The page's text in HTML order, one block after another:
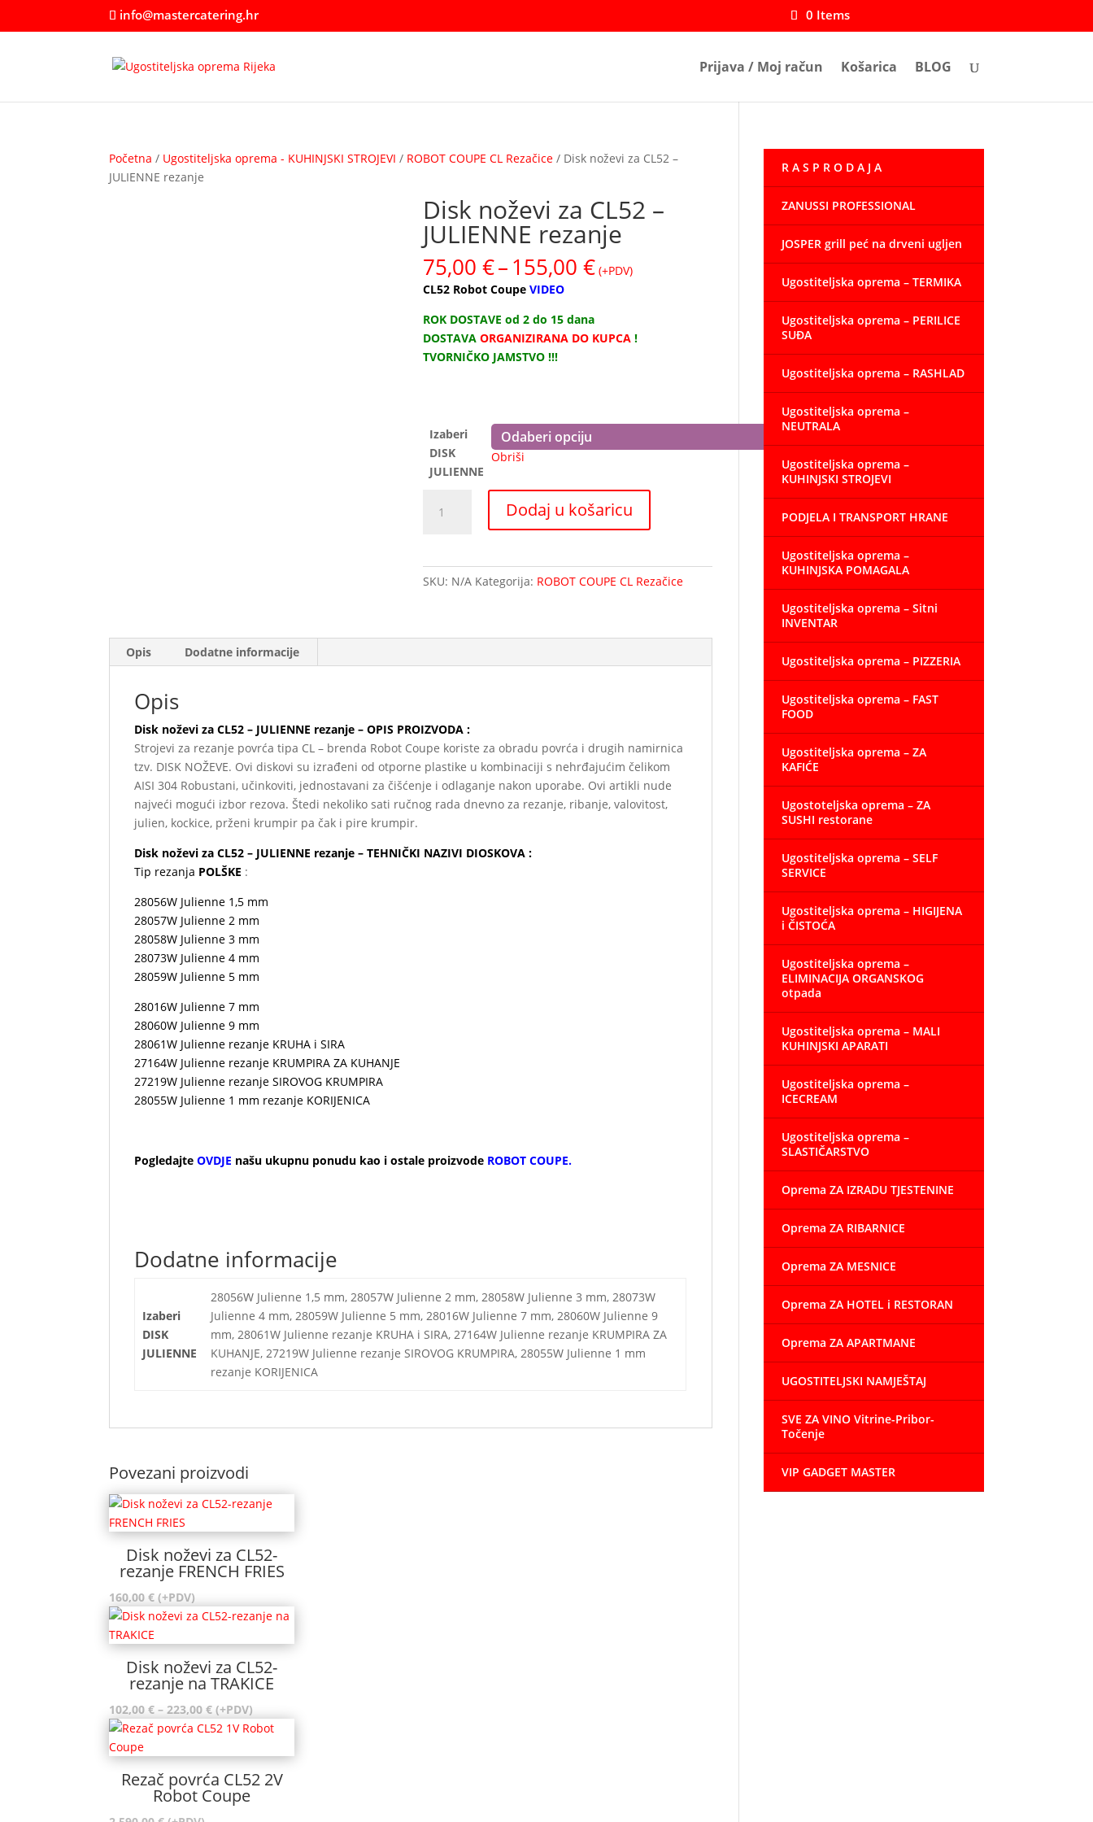
info@mastercatering.hr 0 Items
Prijava / Moj račun Košarica BLOG
Početna / Ugostiteljska oprema - KUHINJSKI STROJEVI / ROBOT COUPE CL Rezačice / Disk noževi za CL52 –
JULIENNE rezanje
Disk noževi za CL52 –
JULIENNE rezanje
75,00€–155,00€Raspon
cijena:
do
(+PDV)
CL52 Robot CoupeVIDEO
ROK DOSTAVE od 2 do 15 dana
DOSTAVAORGANIZIRANA DO KUPCA !
TVORNIČKO JAMSTVO !!!
Izaberi
DISK
JULIENNE
Obriši
noževi
Dodaj u košaricu
SKU: N/A Kategorija: ROBOT COUPE CL Rezačice
Opis Dodatne informacije
Opis
Disk noževi za CL52 – JULIENNE rezanje – OPIS PROIZVODA :
Strojevi za rezanje povrća tipa CL – brenda Robot Coupe koriste za obradu povrća i drugih namirnica
tzv. DISK NOŽEVE. Ovi diskovi su izrađeni od otporne plastike u kombinaciji s nehrđajućim čelikom
AISI 304 Robustani, učinkoviti, jednostavani za čišćenje i odlaganje nakon uporabe. Ovi artikli nude
najveći mogući izbor rezova. Štedi nekoliko sati ručnog rada dnevno za rezanje, ribanje, valovitost,
julien, kockice, prženi krumpir pa čak i pire krumpir.
Disk noževi za CL52 – JULIENNE rezanje – TEHNIČKI NAZIVI DIOSKOVA :
Tip rezanja POLŠKE :
28056W Julienne 1,5 mm
28057W Julienne 2 mm
28058W Julienne 3 mm
28073W Julienne 4 mm
28059W Julienne 5 mm
28016W Julienne 7 mm
28060W Julienne 9 mm
28061W Julienne rezanje KRUHA i SIRA
27164W Julienne rezanje KRUMPIRA ZA KUHANJE
27219W Julienne rezanje SIROVOG KRUMPIRA
28055W Julienne 1 mm rezanje KORIJENICA
PogledajteOVDJE našu ukupnu ponudu kao i ostale proizvode ROBOT COUPE.
Dodatne informacije
Izaberi
DISK
JULIENNE
28056W Julienne 1,5 mm, 28057W Julienne 2 mm, 28058W Julienne 3 mm, 28073W
Julienne 4 mm, 28059W Julienne 5 mm, 28016W Julienne 7 mm, 28060W Julienne 9
mm, 28061W Julienne rezanje KRUHA i SIRA, 27164W Julienne rezanje KRUMPIRA ZA
KUHANJE, 27219W Julienne rezanje SIROVOG KRUMPIRA, 28055W Julienne 1 mm
rezanje KORIJENICA
Povezani proizvodi
Disk noževi za CL52-
rezanje FRENCH FRIES
160,00€ (+PDV)
Disk noževi za CL52-
rezanje na TRAKICE
102,00€ – 223,00€Raspon
cijena:
102,00 €
do
223,00 €
(+PDV)
Rezač povrća CL52 2V
Robot Coupe
R A S P R O D A J A
ZANUSSI PROFESSIONAL
JOSPER grill peć na drveni ugljen
Ugostiteljska oprema – TERMIKA
Ugostiteljska oprema – PERILICE
SUĐA
Ugostiteljska oprema – RASHLAD
Ugostiteljska oprema –
NEUTRALA
Ugostiteljska oprema –
KUHINJSKI STROJEVI
PODJELA I TRANSPORT HRANE
Ugostiteljska oprema –
KUHINJSKA POMAGALA
Ugostiteljska oprema – Sitni
INVENTAR
Ugostiteljska oprema – PIZZERIA
Ugostiteljska oprema – FAST
FOOD
Ugostiteljska oprema – ZA
KAFIĆE
Ugostoteljska oprema – ZA
SUSHI restorane
Ugostiteljska oprema – SELF
SERVICE
Ugostiteljska oprema – HIGIJENA
i ČISTOĆA
Ugostiteljska oprema –
ELIMINACIJA ORGANSKOG
otpada
Ugostiteljska oprema – MALI
KUHINJSKI APARATI
Ugostiteljska oprema –
ICECREAM
Ugostiteljska oprema –
SLASTIČARSTVO
Oprema ZA IZRADU TJESTENINE
Oprema ZA RIBARNICE
Oprema ZA MESNICE
Oprema ZA HOTEL i RESTORAN
Oprema ZA APARTMANE
UGOSTITELJSKI NAMJEŠTAJ
SVE ZA VINO Vitrine-Pribor-
Točenje
VIP GADGET MASTER